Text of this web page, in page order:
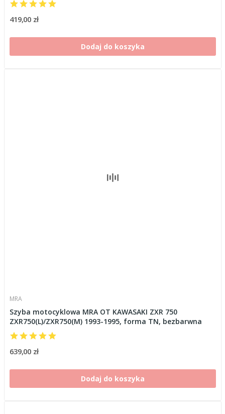
419,00 zł
Dodaj do koszyka
MRA
Szyba motocyklowa MRA OT KAWASAKI ZXR 750
ZXR750(L)/ZXR750(M) 1993-1995, forma TN, bezbarwna
639,00 zł
Dodaj do koszyka